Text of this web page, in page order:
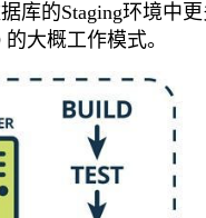
库的Staging环境中
大概工作模式。